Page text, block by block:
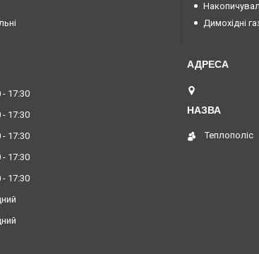
Димохідні
17:30
17:30
17:30
17:30
17:30
Теплополіс